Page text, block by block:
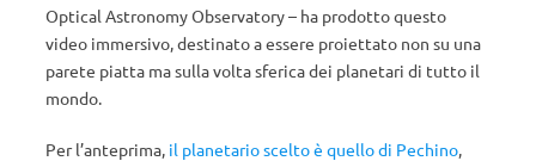
Optical Astronomy Observatory – ha prodotto questo
video immersivo, destinato a essere proiettato non su una
parete piatta ma sulla volta sferica dei planetari di tutto il
mondo.
Per l’anteprima, il planetario scelto è quello di Pechino,